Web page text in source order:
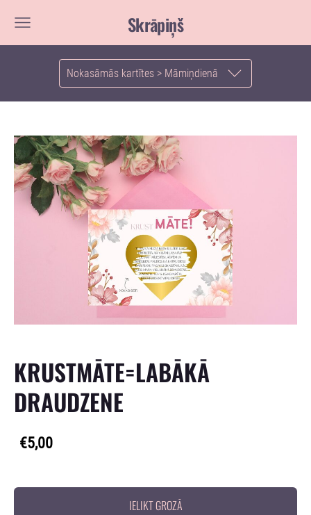
Skrāpiņš
Nokasāmās kartītes > Māmiņdienā
KRUSTMĀTE=LABĀKĀ
DRAUDZENE
€5,00
IELIKT GROZĀ